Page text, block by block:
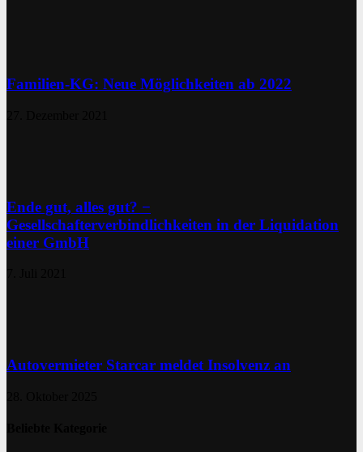
Familien-KG: Neue Möglichkeiten ab 2022
Ende gut, alles gut? −
Gesellschafterverbindlichkeiten in der Liquidation
einer GmbH
Autovermieter Starcar meldet Insolvenz an